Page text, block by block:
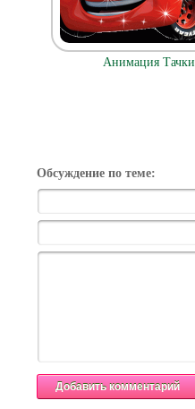
Анимация Тачки
Обсуждение по теме: